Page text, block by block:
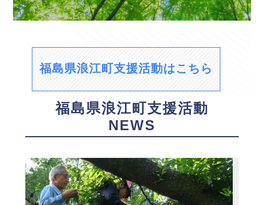
福島県浪江町支援活動はこちら
福島県浪江町支援活動
NEWS